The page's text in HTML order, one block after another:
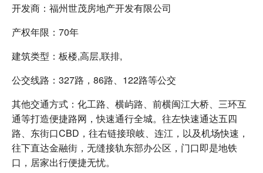
开发商：福州世茂房地产开发有限公司
产权年限：70年
建筑类型：板楼,高层,联排,
公交线路：327路，86路、122路等公交
其他交通方式：化工路、横屿路、前横闽江大桥、三环互
通等打造便捷路网，快速通行全城。往左快速通达五四
路、东街口CBD，往右链接琅岐、连江，以及机场快速，
往下直达金融街，无缝接轨东部办公区，门口即是地铁
口，居家出行便捷无忧。